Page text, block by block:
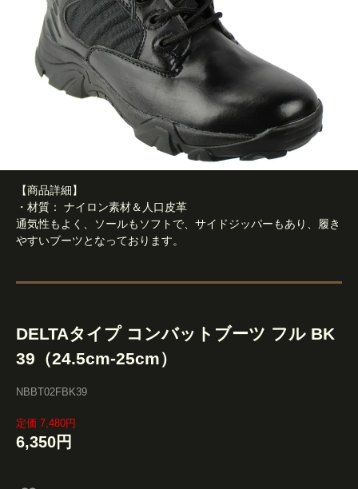
【商品詳細】
・材質： ナイロン素材＆人口皮革
通気性もよく、ソールもソフトで、サイドジッパーもあり、履き
やすいブーツとなっております。
DELTAタイプ コンバットブーツ フル BK
39（24.5cm-25cm）
NBBT02FBK39
定価 7,480円
6,350円